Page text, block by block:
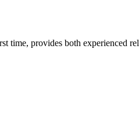
time, provides both experienced